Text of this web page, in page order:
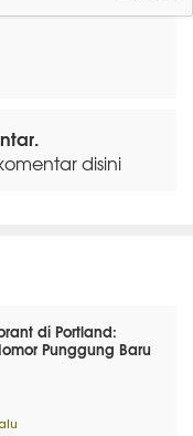
disini
di Portland:
Punggung Baru